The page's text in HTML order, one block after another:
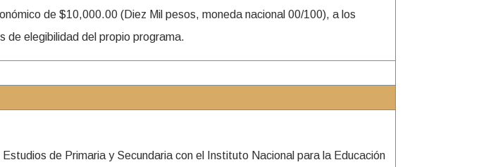
de $10,000.00 (Diez Mil pesos, moneda nacional 00/100), a los
de elegibilidad del propio programa.
de Primaria y Secundaria con el Instituto Nacional para la Educación